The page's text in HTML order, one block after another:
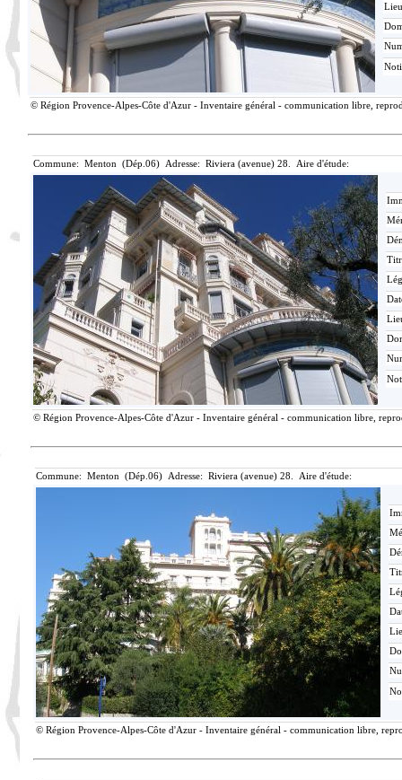
© Région Provence-Alpes-Côte d'Azur - Inventaire général - communication libre,
Commune: Menton (Dép.06) Adresse: Riviera (avenue) 28. Aire d'étude:
© Région Provence-Alpes-Côte d'Azur - Inventaire général - communication libre,
Commune: Menton (Dép.06) Adresse: Riviera (avenue) 28. Aire d'étude:
© Région Provence-Alpes-Côte d'Azur - Inventaire général - communication libre,